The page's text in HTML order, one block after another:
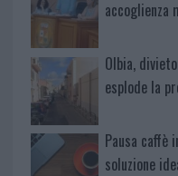
accoglienza
Olbia,
esplode la
Pausa caffè
soluzione